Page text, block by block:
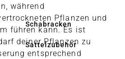
Schabracken
Sattelzubehör
während
Pflanzen und
führen kann. Es ist
deiner Pflanzen zu
entsprechend